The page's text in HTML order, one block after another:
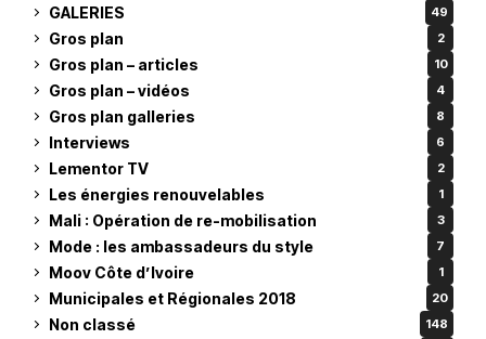
GALERIES 49
Gros plan 2
Gros plan – articles 10
Gros plan – vidéos 4
Gros plan galleries 8
Interviews 6
Lementor TV 2
Les énergies renouvelables 1
Mali : Opération de re-mobilisation 3
Mode : les ambassadeurs du style 7
Moov Côte d’Ivoire 1
Municipales et Régionales 2018 20
Non classé 148